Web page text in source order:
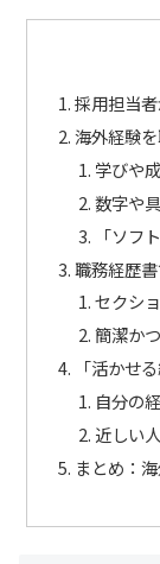
採用担当
海外経験
学びや
数字や
「ソフ
職務経歴
セクシ
簡潔か
「活かせ
自分の
近しい
まとめ：